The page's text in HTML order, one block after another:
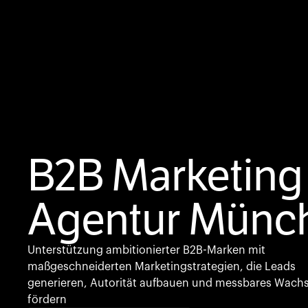
B2B Marketing
Agentur
Unterstützung ambitionierter B2B-Marken mit
maßgeschneiderten Marketingstrategien, die Leads
generieren, Autorität aufbauen und messbares
fördern